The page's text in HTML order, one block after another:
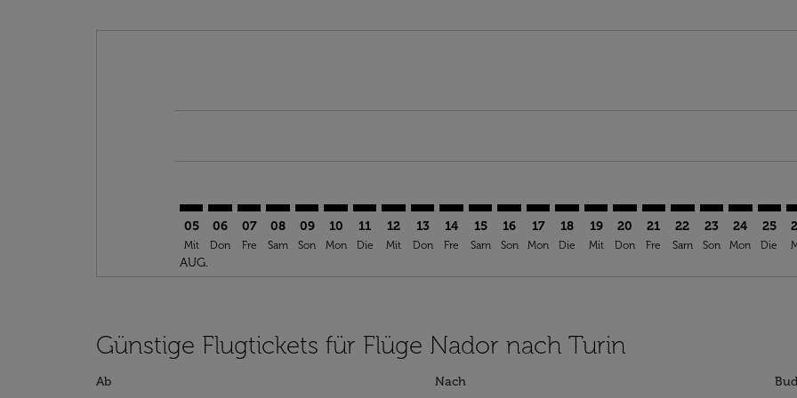
05
Mit
AUG.
06
Don
07
Fre
08
Sam
09
Son
10
Mon
11
Die
12
Mit
13
Don
14
Fre
15
Sam
16
Son
17
Mon
18
Die
19
Mit
NDR–TRN: cmp-view-
20
Don
NDR–TRN: cmp-view-
21
Fre
NDR–TRN: cmp-
22
Sam
NDR–TRN:
23
Son
24
Mon
25
Die
Günstige Flugtickets für Flüge Nador nach Turin
Ab Nach